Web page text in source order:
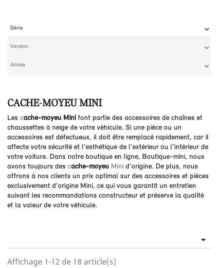
CACHE-MOYEU MINI
Les cache-moyeu Mini font partie des accessoires de chaînes et
chaussettes à neige de votre véhicule. Si une pièce ou un
accessoires est défectueux, il doit être remplacé rapidement, car il
affecte votre sécurité et l'esthétique de l'extérieur ou l'intérieur de
votre voiture. Dans notre boutique en ligne, Boutique-mini, nous
avons toujours des cache-moyeu Mini d'origine. De plus, nous
offrons à nos clients un prix optimal sur des accessoires et pièces
exclusivement d'origine Mini, ce qui vous garantit un entretien
suivant les recommandations constructeur et préserve la qualité
et la valeur de votre véhicule.

Affichage 1-12 de 18 article(s)